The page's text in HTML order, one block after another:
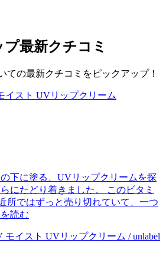
プ最新クチコミ
ての最新クチコミをピックアップ！
イスト UVリップクリーム
下に塗る、UVリップクリームを探
にたどり着きました。 このビタミ
所ではずっと売り切れていて、一つ
読む